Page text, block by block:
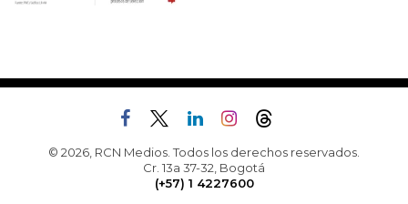
© 2026, RCN Medios. Todos los derechos reservados.
Cr. 13a 37-32, Bogotá
(+57) 1 4227600